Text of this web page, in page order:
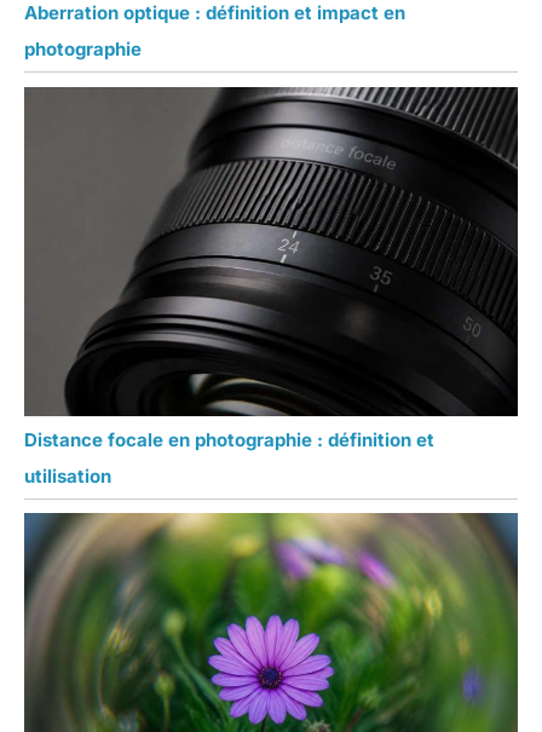
Aberration optique : définition et impact en
photographie
Distance focale en photographie : définition et
utilisation